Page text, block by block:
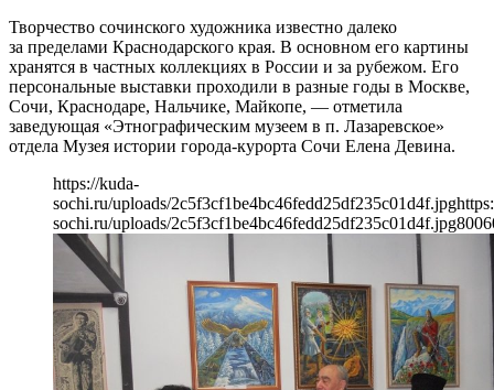
Творчество сочинского художника известно далеко
за пределами Краснодарского края. В основном его картины
хранятся в частных коллекциях в России и за рубежом. Его
персональные выставки проходили в разные годы в Москве,
Сочи, Краснодаре, Нальчике, Майкопе, — отметила
заведующая «Этнографическим музеем в п. Лазаревское»
отдела Музея истории города-курорта Сочи Елена Девина.
https://kuda-
sochi.ru/uploads/2c5f3cf1be4bc46fedd25df235c01d4f.jpg
sochi.ru/uploads/2c5f3cf1be4bc46fedd25df235c01d4f.jpg800